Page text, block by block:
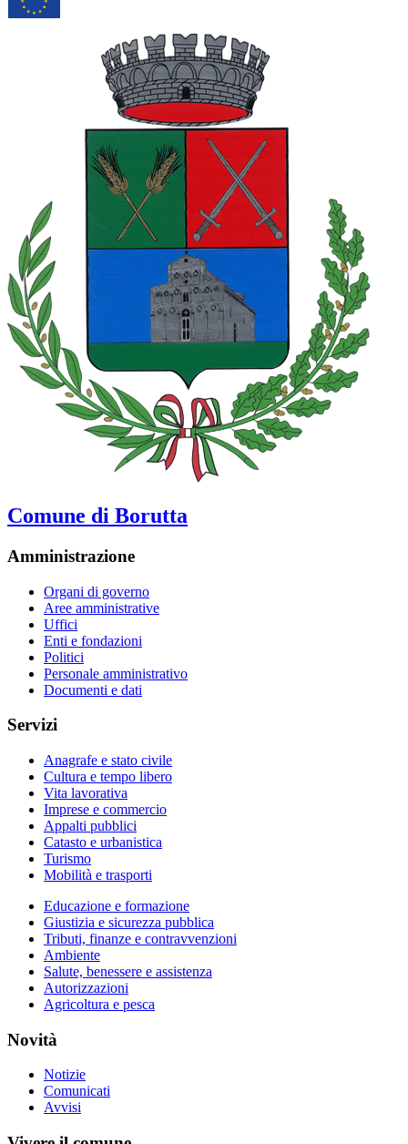
Comune di Borutta
Amministrazione
Organi di governo
Aree amministrative
Uffici
Enti e fondazioni
Politici
Personale amministrativo
Documenti e dati
Servizi
Anagrafe e stato civile
Cultura e tempo libero
Vita lavorativa
Imprese e commercio
Appalti pubblici
Catasto e urbanistica
Turismo
Mobilità e trasporti
Educazione e formazione
Giustizia e sicurezza pubblica
Tributi, finanze e contravvenzioni
Ambiente
Salute, benessere e assistenza
Autorizzazioni
Agricoltura e pesca
Novità
Notizie
Comunicati
Avvisi